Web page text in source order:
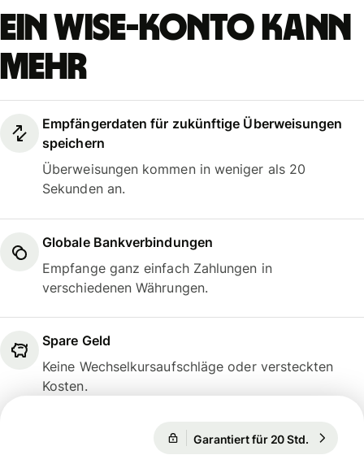
Ein Wise-Konto kann
mehr
Empfängerdaten für zukünftige Überweisungen
speichern
Überweisungen kommen in weniger als 20
Sekunden an.
Globale Bankverbindungen
Empfange ganz einfach Zahlungen in
verschiedenen Währungen.
Spare Geld
Keine Wechselkursaufschläge oder versteckten
Kosten.
Garantiert für 20 Std.